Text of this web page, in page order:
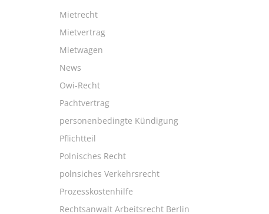
Mietrecht
Mietvertrag
Mietwagen
News
Owi-Recht
Pachtvertrag
personenbedingte Kündigung
Pflichtteil
Polnisches Recht
polnsiches Verkehrsrecht
Prozesskostenhilfe
Rechtsanwalt Arbeitsrecht Berlin